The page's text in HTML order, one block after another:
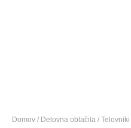
Domov / Delovna oblačila / Telovniki